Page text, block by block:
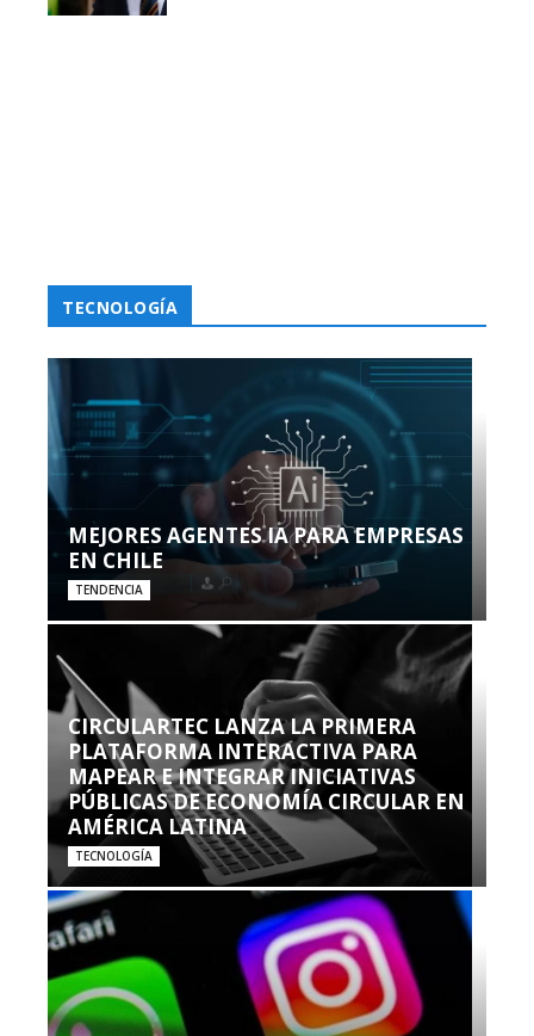
TECNOLOGÍA
MEJORES AGENTES IA PARA EMPRESAS
EN CHILE
TENDENCIA
CIRCULARTEC LANZA LA PRIMERA
PLATAFORMA INTERACTIVA PARA
MAPEAR E INTEGRAR INICIATIVAS
PÚBLICAS DE ECONOMÍA CIRCULAR EN
AMÉRICA LATINA
TECNOLOGÍA